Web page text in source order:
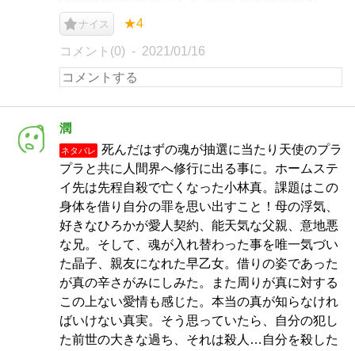
ナイス ★4
コメント(0) 2021/01/16
潤
ネタバレ
死んだはずの魂が抽選に当たり天使のプラ
プラと共に人間界へ修行に出る事に。ホームステ
イ先は先程自殺で亡くなった小林真。課題はこの
身体を借り自分の罪を思い出すこと！母の浮気、
好きなひろかが愛人契約、能天気な父親、意地悪
な兄。そして、魂が入れ替わった事を唯一気づい
た晶子、親友になれた早乙女。借りの姿であった
が真の辛さがみにしみた。また周りが真に対する
この上ない愛情も感じた。本当の真が知らなけれ
ばいけない真実。そう思っていたら、自分の犯し
た前世の大きな過ち、それは殺人…自分を殺した